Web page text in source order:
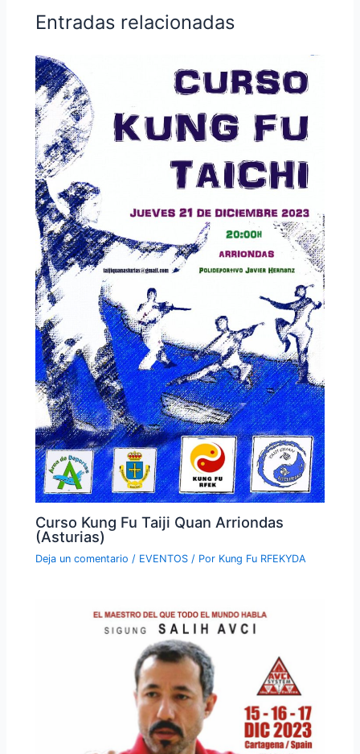
Entradas relacionadas
Curso Kung Fu Taiji Quan Arriondas
(Asturias)
Deja un comentario / EVENTOS / Por Kung Fu RFEKYDA